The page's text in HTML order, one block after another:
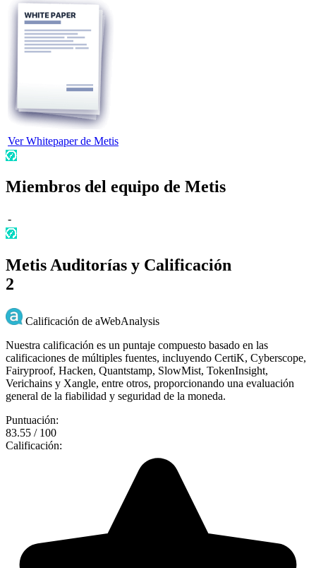
Ver Whitepaper de Metis
Miembros del equipo de Metis
-
Metis Auditorías y Calificación
2
Calificación de aWebAnalysis
Nuestra calificación es un puntaje compuesto basado en las
calificaciones de múltiples fuentes, incluyendo CertiK, Cyberscope,
Fairyproof, Hacken, Quantstamp, SlowMist, TokenInsight,
Verichains y Xangle, entre otros, proporcionando una evaluación
general de la fiabilidad y seguridad de la moneda.
Puntuación:
83.55 / 100
Calificación: